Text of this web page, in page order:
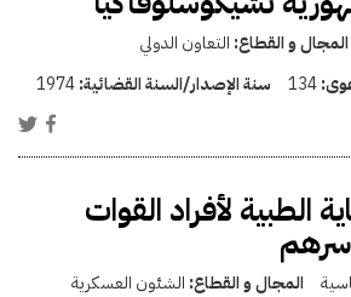
المجال و القطاع: التعاون الدولي
134 سنة الإصدار/السنة القضائية:1974
الطبية لأفراد القوات
المجال و القطاع: الشئون العسكرية